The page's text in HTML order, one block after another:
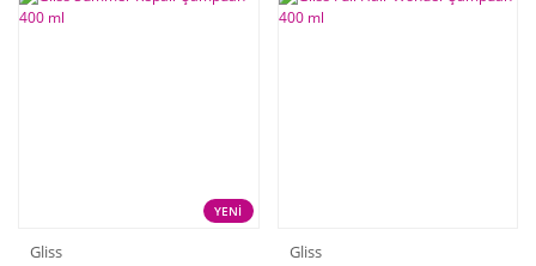
YENİ
Gliss
Gliss